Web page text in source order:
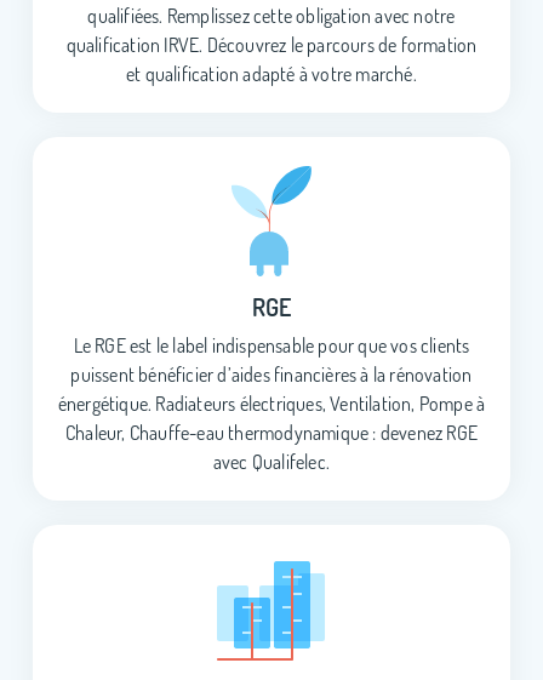
qualifiées. Remplissez cette obligation avec notre
qualification IRVE. Découvrez le parcours de formation
et qualification adapté à votre marché.
RGE
Le RGE est le label indispensable pour que vos clients
puissent bénéficier d’aides financières à la rénovation
énergétique. Radiateurs électriques, Ventilation, Pompe à
Chaleur, Chauffe-eau thermodynamique : devenez RGE
avec Qualifelec.